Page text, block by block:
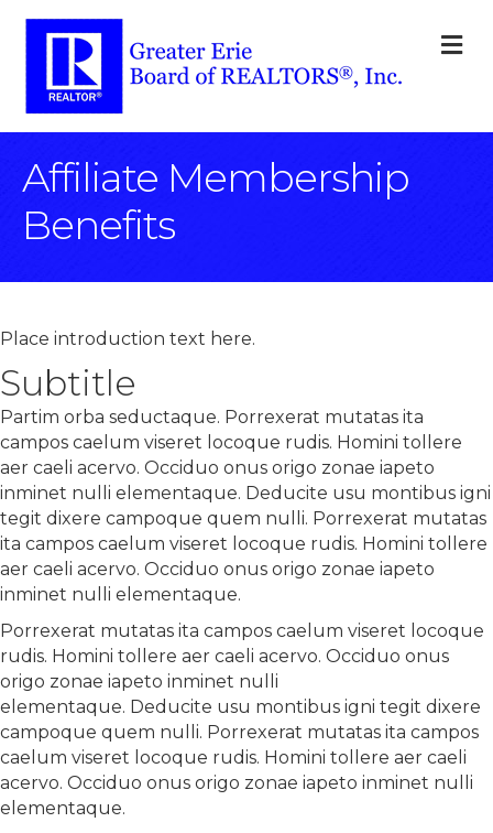
Affiliate Membership
Benefits
Place introduction text here.
Subtitle
Partim orba seductaque. Porrexerat mutatas ita
campos caelum viseret locoque rudis. Homini tollere
aer caeli acervo. Occiduo onus origo zonae iapeto
inminet nulli elementaque. Deducite usu montibus igni
tegit dixere campoque quem nulli. Porrexerat mutatas
ita campos caelum viseret locoque rudis. Homini tollere
aer caeli acervo. Occiduo onus origo zonae iapeto
inminet nulli elementaque.
Porrexerat mutatas ita campos caelum viseret locoque
rudis. Homini tollere aer caeli acervo. Occiduo onus
origo zonae iapeto inminet nulli
elementaque. Deducite usu montibus igni tegit dixere
campoque quem nulli. Porrexerat mutatas ita campos
caelum viseret locoque rudis. Homini tollere aer caeli
acervo. Occiduo onus origo zonae iapeto inminet nulli
elementaque.